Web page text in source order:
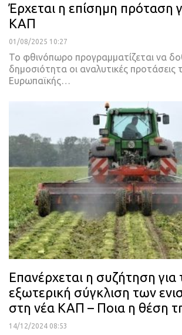
Έρχεται η επίσημη πρόταση
ΚΑΠ
01/08/2025 10:27
Το φθινόπωρο προγραμματίζεται να
δημοσιότητα οι αναλυτικές προτάσεις
Ευρωπαϊκής…
Επανέρχεται η συζήτηση για
εξωτερική σύγκλιση των
στη νέα ΚΑΠ – Ποια η θέση
14/12/2024 08:53